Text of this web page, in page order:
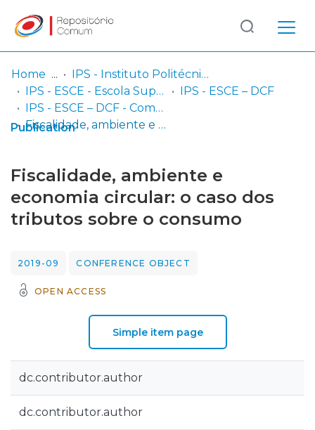
Communities
& Collections
Statistics
Log
In
(current)
Home
IPS - Instituto Politécnico de Setúbal
IPS - ESCE - Escola Superior de Ciências Empresariais
IPS - ESCE – DCF
IPS - ESCE – DCF - Comunicações em congressos
Fiscalidade, ambiente e economia circular: o caso dos tributos sobre o consumo
Publication
Fiscalidade, ambiente e
economia circular: o caso dos
tributos sobre o consumo
2019-09 CONFERENCE OBJECT
OPEN ACCESS
Simple item page
dc.contributor.author
dc.contributor.author